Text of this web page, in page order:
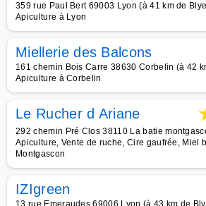
359 rue Paul Bert 69003 Lyon (à 41 km de
Apiculture à Lyon
Miellerie des Balcons
161 chemin Bois Carre 38630 Corbelin (à 42
Apiculture à Corbelin
Le Rucher d Ariane
292 chemin Pré Clos 38110 La batie
Apiculture, Vente de ruche, Cire gaufrée, Miel
Montgascon
IZIgreen
13 rue Emeraudes 69006 Lyon (à 43 km de